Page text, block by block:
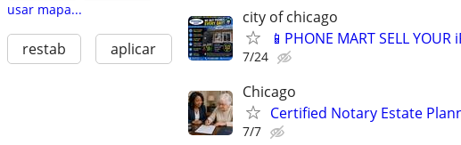
usar mapa...
restab aplicar
city of chicago
📱PHONE MART SELL YOUR
7/24
Chicago
Certified Notary Estate
7/7